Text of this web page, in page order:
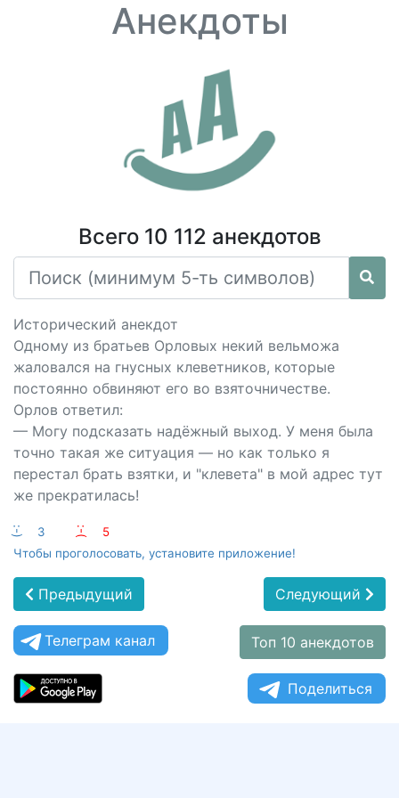
Анекдоты
Всего 10 112 анекдотов
Исторический анекдот
Одному из братьев Орловых некий вельможа
жаловался на гнусных клеветников, которые
постоянно обвиняют его во взяточничестве.
Орлов ответил:
— Могу подсказать надёжный выход. У меня была
точно такая же ситуация — но как только я
перестал брать взятки, и "клевета" в мой адрес тут
же прекратилась!
:-) 3 :-(
5
Чтобы проголосовать, установите приложение!
Предыдущий Следующий
Телеграм канал Топ 10 анекдотов
Поделиться